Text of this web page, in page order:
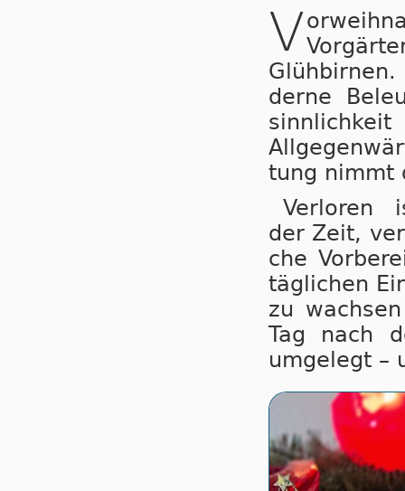
V
der­ne
tung nimmt
Verloren
der Zeit,
che
täg­li­chen
zu
Tag nach
um­ge­legt –